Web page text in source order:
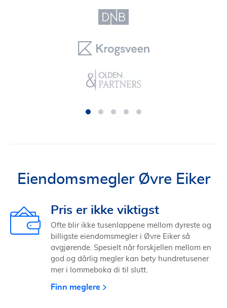
Eiendomsmegler Øvre Eiker
Pris er ikke viktigst
Ofte blir ikke tusenlappene mellom dyreste og
billigste eiendomsmegler i Øvre Eiker så
avgjørende. Spesielt når forskjellen mellom en
god og dårlig megler kan bety hundretusener
mer i lommeboka di til slutt.
Finn meglere